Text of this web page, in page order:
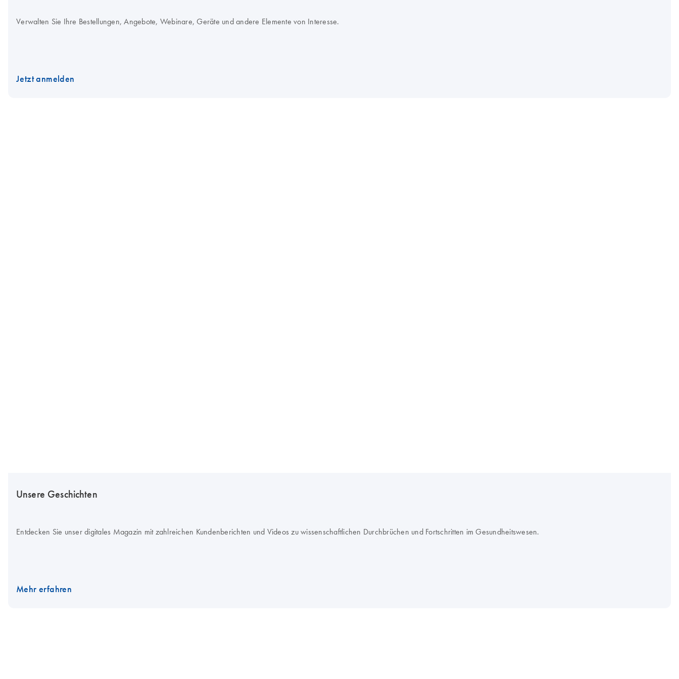
Verwalten Sie Ihre Bestellungen, Angebote, Webinare, Geräte und andere Elemente von Interesse.
Jetzt anmelden
Unsere Geschichten
Entdecken Sie unser digitales Magazin mit zahlreichen Kundenberichten und Videos zu wissenschaftlichen Durchbrüchen und Fortschritten im Gesundheitswesen.
Mehr erfahren